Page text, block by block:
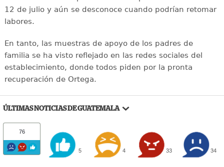
12 de julio y aún se desconoce cuando podrían retomar
labores.
En tanto, las muestras de apoyo de los padres de
familia se ha visto reflejado en las redes sociales del
establecimiento, donde todos piden por la pronta
recuperación de Ortega.
ÚLTIMAS NOTICIAS DE GUATEMALA
76
5 4 33 34